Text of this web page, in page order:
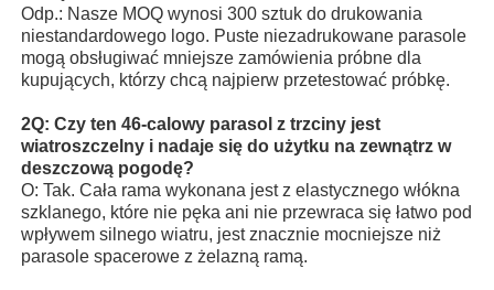
Odp.: Nasze MOQ wynosi 300 sztuk do drukowania
niestandardowego logo. Puste niezadrukowane parasole
mogą obsługiwać mniejsze zamówienia próbne dla
kupujących, którzy chcą najpierw przetestować próbkę.
2Q: Czy ten 46-calowy parasol z trzciny jest
wiatroszczelny i nadaje się do użytku na zewnątrz w
deszczową pogodę?
O: Tak. Cała rama wykonana jest z elastycznego włókna
szklanego, które nie pęka ani nie przewraca się łatwo pod
wpływem silnego wiatru, jest znacznie mocniejsze niż
parasole spacerowe z żelazną ramą.